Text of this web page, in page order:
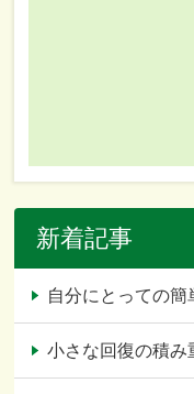
新着記事
自分にとっての簡
小さな回復の積み